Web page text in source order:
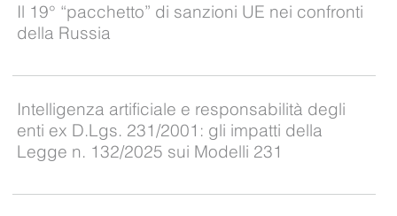
Il 19° “pacchetto” di sanzioni UE nei confronti
della Russia
Intelligenza artificiale e responsabilità degli
enti ex D.Lgs. 231/2001: gli impatti della
Legge n. 132/2025 sui Modelli 231